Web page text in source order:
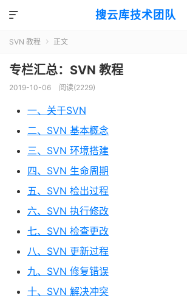
搜云库技术团队

SVN 教程  正文
专栏汇总：SVN 教程
2019-10-06 阅读(2229)
一、关于SVN
二、SVN 基本概念
三、SVN 环境搭建
四、SVN 生命周期
五、SVN 检出过程
六、SVN 执行修改
七、SVN 检查更改
八、SVN 更新过程
九、SVN 修复错误
十、SVN 解决冲突